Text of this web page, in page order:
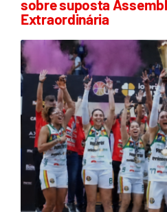
sobre suposta
Extraordinária